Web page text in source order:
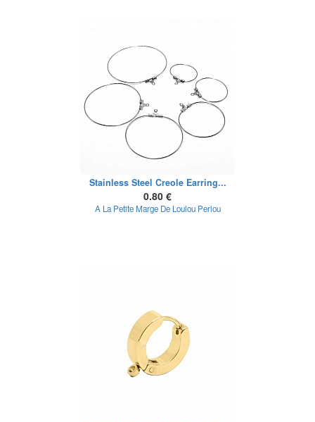
Stainless Steel Creole Earring...
0.80 €
A La Petite Marge De Loulou Perlou